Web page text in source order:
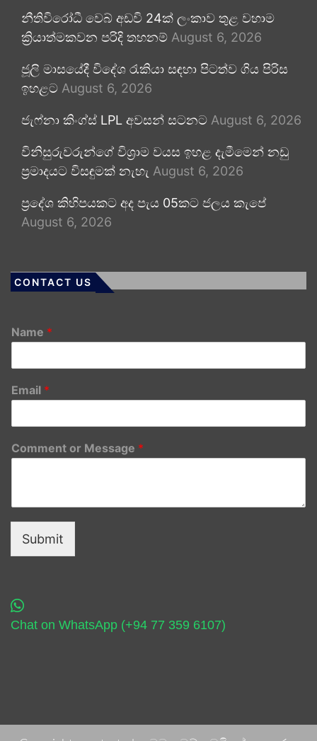
නීතිවිරෝධී වෙබ් අඩවි 24ක් ලංකාව තුළ වහාම
ක්‍රියාත්මකවන පරිදි තහනම් August 6, 2026
ජූලි මාසයේදී විදේශ රැකියා සඳහා පිටත්ව ගිය පිරිස
ඉහළට August 6, 2026
ජැෆ්නා කිංග්ස් LPL අවසන් සටනට August 6, 2026
විනිසුරුවරුන්ගේ විශ්‍රාම වයස ඉහළ දැමීමෙන් නඩු
ප්‍රමාදයට විසඳුමක් නැහැ August 6, 2026
ප්‍රදේශ කිහිපයකට අද පැය 05කට ජලය කැපේ
August 6, 2026
CONTACT US
Name *
Email *
Comment or Message *
Submit
Chat on WhatsApp (+94 77 359 6107)